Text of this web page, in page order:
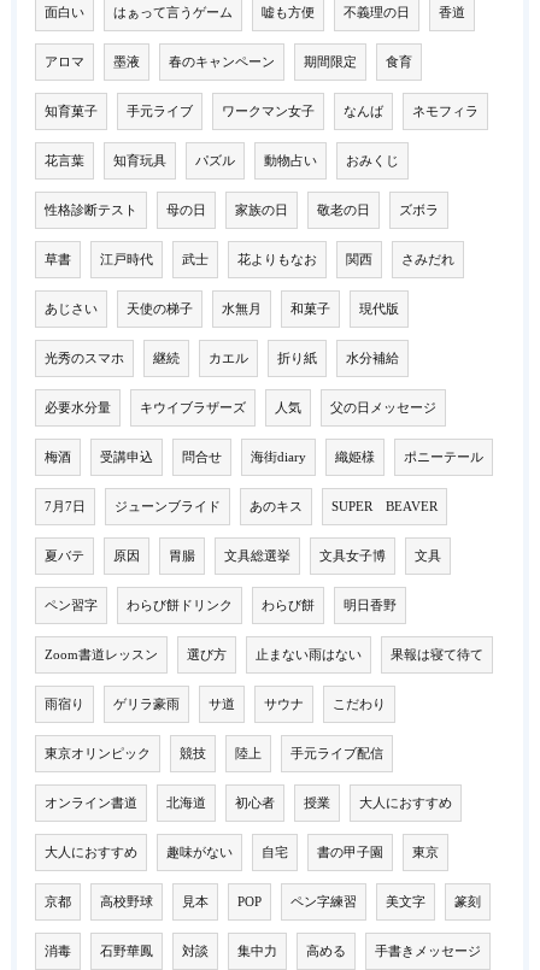
面白い はぁって言うゲーム 嘘も方便 不義理の日 香道
アロマ 墨液 春のキャンペーン 期間限定 食育
知育菓子 手元ライブ ワークマン女子 なんば ネモフィラ
花言葉 知育玩具 パズル 動物占い おみくじ
性格診断テスト 母の日 家族の日 敬老の日 ズボラ
草書 江戸時代 武士 花よりもなお 関西 さみだれ
あじさい 天使の梯子 水無月 和菓子 現代版
光秀のスマホ 継続 カエル 折り紙 水分補給
必要水分量 キウイブラザーズ 人気 父の日メッセージ
梅酒 受講申込 問合せ 海街diary 織姫様 ポニーテール
7月7日 ジューンブライド あのキス SUPER BEAVER
夏バテ 原因 胃腸 文具総選挙 文具女子博 文具
ペン習字 わらび餅ドリンク わらび餅 明日香野
Zoom書道レッスン 選び方 止まない雨はない 果報は寝て待て
雨宿り ゲリラ豪雨 サ道 サウナ こだわり
東京オリンピック 競技 陸上 手元ライブ配信
オンライン書道 北海道 初心者 授業 大人におすすめ
大人におすすめ 趣味がない 自宅 書の甲子園 東京
京都 高校野球 見本 POP ペン字練習 美文字 篆刻
消毒 石野華鳳 対談 集中力 高める 手書きメッセージ